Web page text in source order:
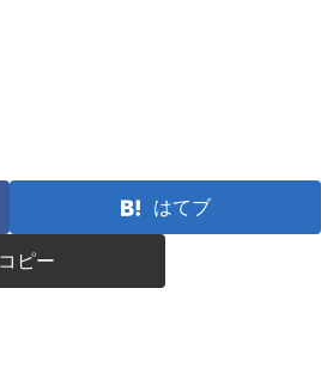
はてブ
コピー